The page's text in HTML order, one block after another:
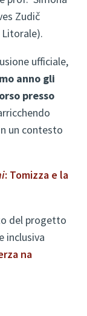
Zudič
ufficiale,
anno gli
presso
un contesto
: Tomizza e la
del progetto
inclusiva
na